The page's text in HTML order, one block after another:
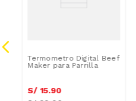
Termometro Digital Beef
Maker para Parrilla
S/ 15.90